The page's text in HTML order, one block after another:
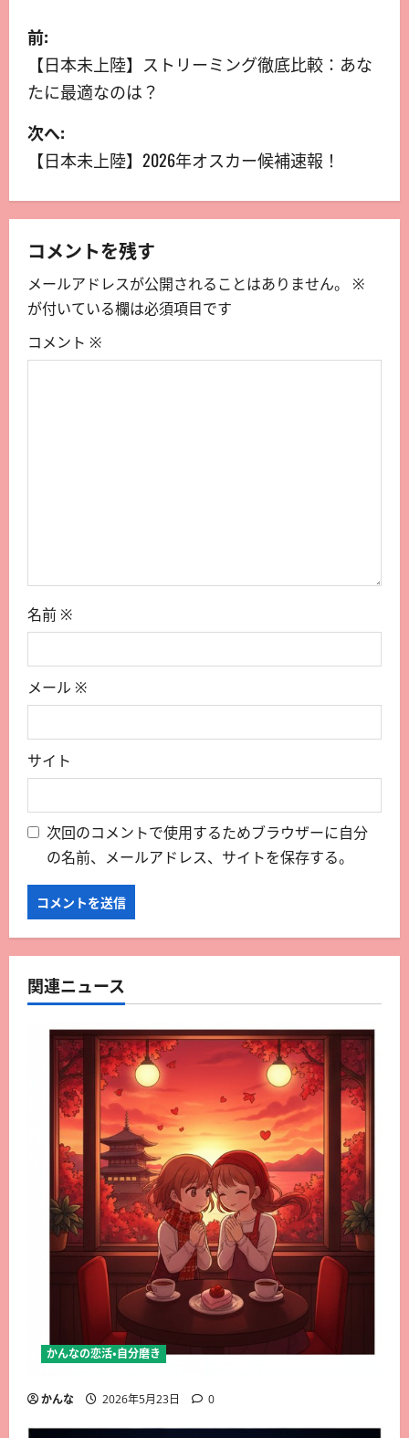
前:
【日本未上陸】ストリーミング徹底比較：あな
たに最適なのは？
次へ:
【日本未上陸】2026年オスカー候補速報！
コメントを残す
メールアドレスが公開されることはありません。
※
が付いている欄は必須項目です
コメント ※
名前 ※
メール ※
サイト
次回のコメントで使用するためブラウザーに自分
の名前、メールアドレス、サイトを保存する。
関連ニュース
かんなの恋活・自分磨き
かんな 2026年5月23日 0